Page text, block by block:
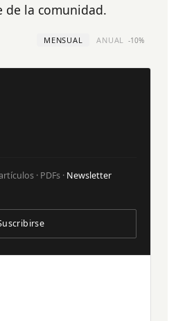
de la comunidad.
MENSUAL ANUAL -10%
· PDFs · Newsletter